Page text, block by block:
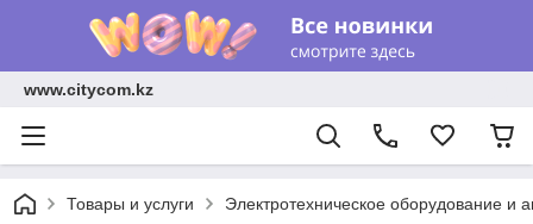
www.citycom.kz
Товары и услуги Электротехническое оборудование и